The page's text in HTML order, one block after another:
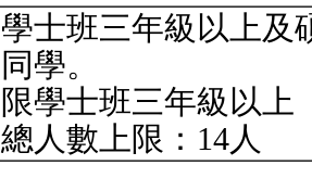
學士班三年級以上及
同學。
限學士班三年級以上
總人數上限：14人